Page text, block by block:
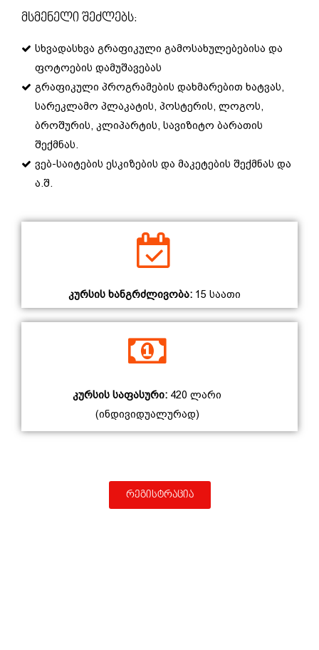
Მსმენელი Შეძლებს:
სხვადასხვა გრაფიკული გამოსახულებებისა და
ფოტოების დამუშავებას
გრაფიკული პროგრამების დახმარებით ხატვას,
სარეკლამო პლაკატის, პოსტერის, ლოგოს,
ბროშურის, კლიპარტის, სავიზიტო ბარათის
შექმნას.
ვებ-საიტების ესკიზების და მაკეტების შექმნას და
ა.შ.
კურსის ხანგრძლივობა:15 საათი
კურსის საფასური: 420 ლარი
(ინდივიდუალურად)
რეგისტრაცია